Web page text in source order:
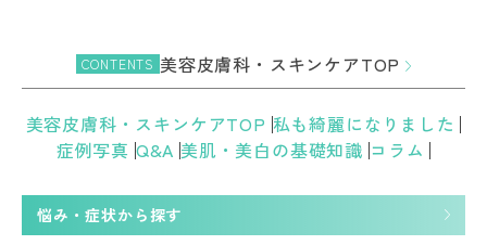
CONTENTS 美容皮膚科・スキンケアTOP
美容皮膚科・スキンケアTOP 私も綺麗になりました
症例写真 Q&A美肌・美白の基礎知識 コラム
悩み・症状から探す